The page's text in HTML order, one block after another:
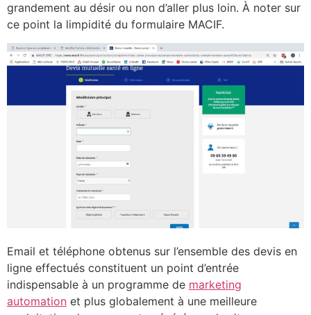
grandement au désir ou non d’aller plus loin. À noter sur
ce point la limpidité du formulaire MACIF.
Email et téléphone obtenus sur l’ensemble des devis en
ligne effectués constituent un point d’entrée
indispensable à un programme de marketing
automation et plus globalement à une meilleure